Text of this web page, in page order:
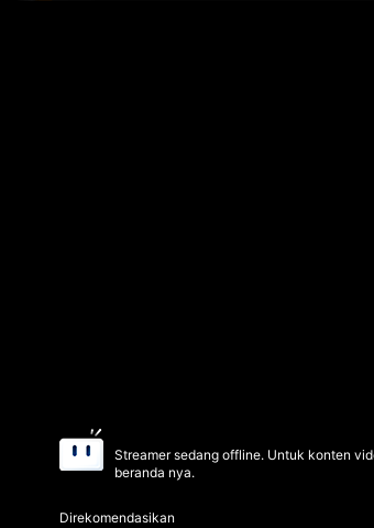
Streamer sedang offline. Untuk konten
beranda nya.
Direkomendasikan